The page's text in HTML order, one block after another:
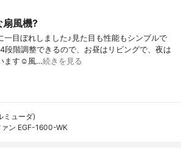
扇風機?
一目ぼれしました♪見た目も性能もシンプルで
段階調整できるので、お昼はリビングで、夜は
ます☺風…続きを見る
ミューダ)
ン EGF-1600-WK